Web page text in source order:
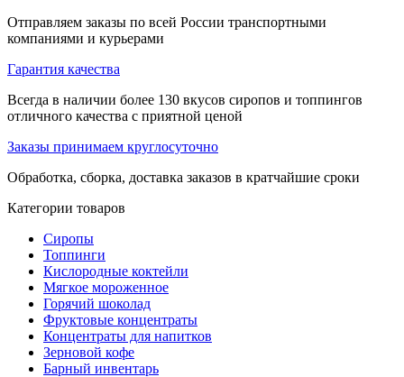
Отправляем заказы по всей России транспортными
компаниями и курьерами
Гарантия качества
Всегда в наличии более 130 вкусов сиропов и топпингов
отличного качества с приятной ценой
Заказы принимаем круглосуточно
Обработка, сборка, доставка заказов в кратчайшие сроки
Категории товаров
Сиропы
Топпинги
Кислородные коктейли
Мягкое мороженное
Горячий шоколад
Фруктовые концентраты
Концентраты для напитков
Зерновой кофе
Барный инвентарь